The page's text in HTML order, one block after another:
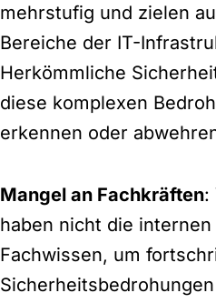
mehrstufig und zielen
Bereiche der IT-
Herkömmliche
diese komplexen
erkennen oder
Mangel an Fachkräften:
haben nicht die
Fachwissen, um